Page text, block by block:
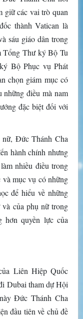
giữ các vai trò quan
thành Vatican là
sáu giáo dân trong
Tổng Thư ký Bộ Tu
Bộ Phục vụ Phát
chọn giám mục có
điều mà nam
đặc biệt đối với
Đức Thánh Cha
hành chính nhưng
nhiều điều trong
mục vụ có những
để hiểu về những
của phụ nữ trong
hơn quyền lực của
Liên Hiệp Quốc
Dubai tham dự Hội
Đức Thánh Cha
đầu tiên về chủ đề